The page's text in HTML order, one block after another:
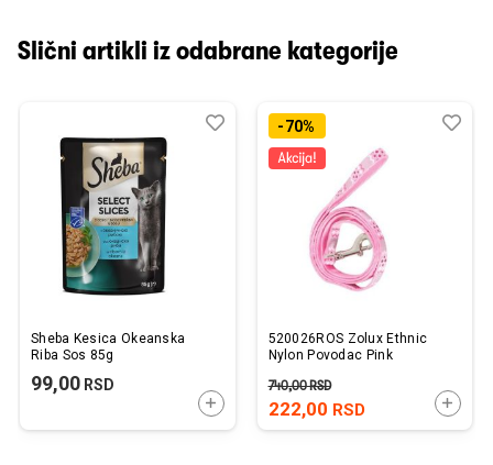
Slični artikli iz odabrane kategorije
Sheba Kesica Okeanska
Riba Sos 85g
99,00 RSD
DODAJTE U KORPU
Dodaj
Uporedi-70%
520026ROS Zolux Ethnic
Nylon Povodac Pink
222,00 RSD
740,00RSD